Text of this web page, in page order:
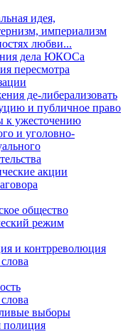
идея,
империализм
любви...
дела ЮКОСа
пересмотра
де-либерализовать
и публичное право
к ужесточению
и уголовно-
акции
общество
режим
и контрреволюция
выборы
полиция